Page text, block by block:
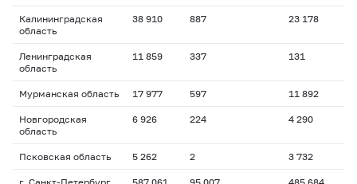
Калининградская
область
38 910 887 23 178
Ленинградская
область
11 859 337 131
Мурманская область 17 977 597 11 892
Новгородская
область
6 926 224 4 290
Псковская область 5 262 2 3 732